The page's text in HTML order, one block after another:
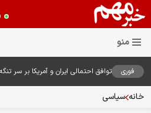
فوری
توافق احتمالی ایران و آمریکا بر سر
خانه سیاسی